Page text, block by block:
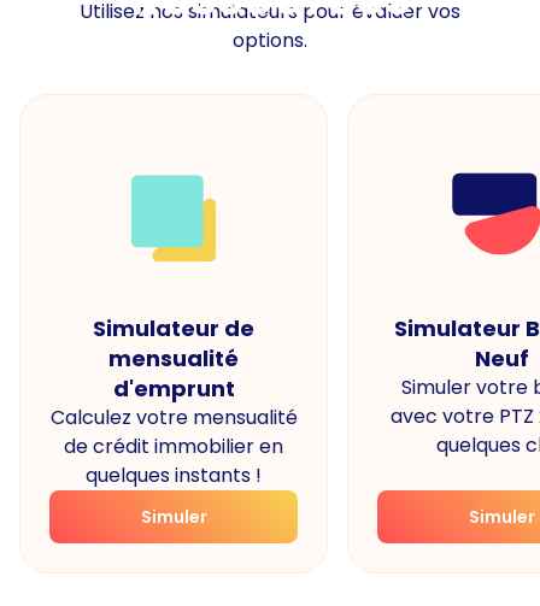
Utilisez nos simulateurs pour évaluer vos
options.
Simulateur de
mensualité
d'emprunt
Calculez votre mensualité
de crédit immobilier en
quelques instants !
Simuler
Simulateur
Neuf
Simuler votre
avec votre PTZ
quelques
Simuler